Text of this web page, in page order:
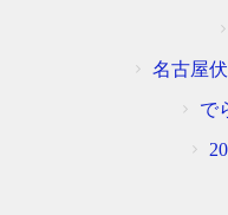
名古屋
で